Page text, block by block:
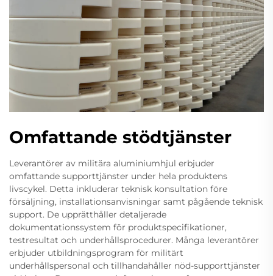
Omfattande stödtjänster
Leverantörer av militära aluminiumhjul erbjuder
omfattande supporttjänster under hela produktens
livscykel. Detta inkluderar teknisk konsultation före
försäljning, installationsanvisningar samt pågående teknisk
support. De upprätthåller detaljerade
dokumentationssystem för produktspecifikationer,
testresultat och underhållsprocedurer. Många leverantörer
erbjuder utbildningsprogram för militärt
underhållspersonal och tillhandahåller nöd-supporttjänster